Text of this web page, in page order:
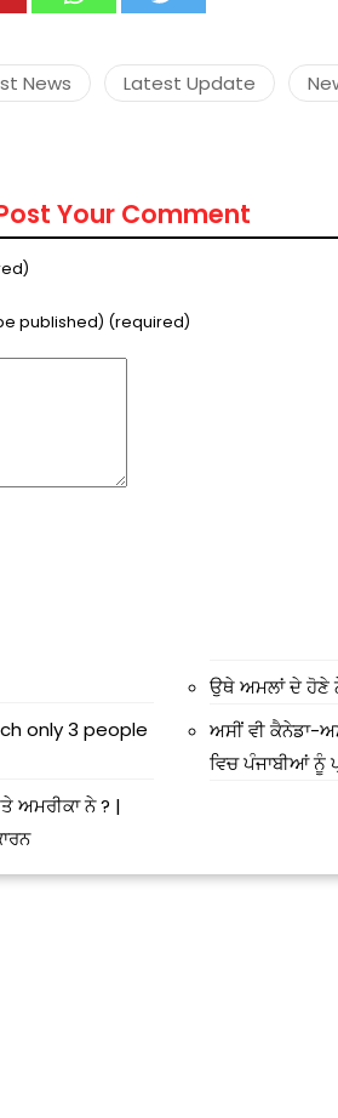
News Latest Update
Your Comment
published) (required)
only 3 people
ਅਮਰੀਕਾ ਨੇ ? |
ਉਥੇ ਅਮਲਾਂ ਦੇ ਹੋਣੇ
ਅਸੀਂ ਵੀ ਕੈਨੇਡਾ-
ਵਿਚ ਪੰਜਾਬੀਆਂ ਨੂੰ
“Success starts
challenge, not